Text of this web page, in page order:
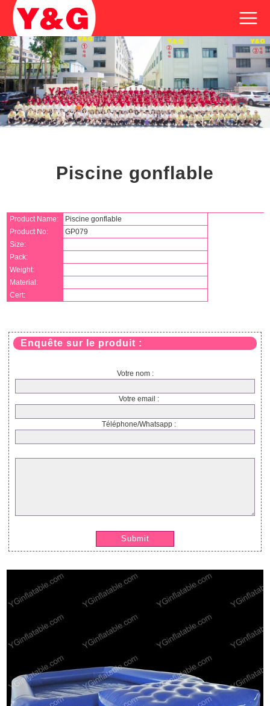
Piscine gonflable
Product Name:
Piscine gonflable
Product No:
GP079
Size:
Pack:
Weight:
Material:
Cert:
Enquête sur le produit :
Votre nom :
Votre email :
Téléphone/Whatsapp :
Submit